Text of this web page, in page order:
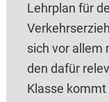
Lehrplan für
sich vor allem
den dafür
Klasse kommt